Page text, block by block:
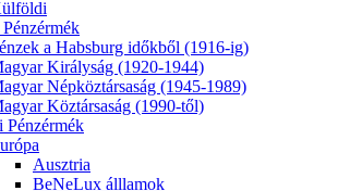
a Habsburg időkből (1916-ig)
Királyság (1920-1944)
Népköztársaság (1945-1989)
Köztársaság (1990-től)
Ausztria
BeNeLux álllamok